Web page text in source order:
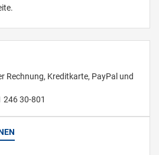
Rechnung, Kreditkarte, PayPal und
246 30-801